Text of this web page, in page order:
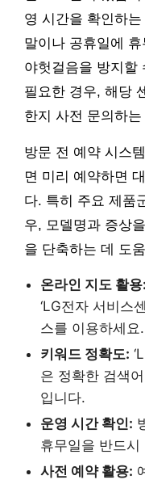
영 시간을 확인하
말이나 공휴일에
야헛걸음을 방지할
필요한 경우, 해당
한지 사전 문의하
방문 전 예약 시스
면 미리 예약하면
다. 특히 주요 제품
우, 모델명과 증상
을 단축하는 데 도
온라인 지도 활용:
‘LG전자 서비스
스를 이용하세요.
키워드 정확도:
은 정확한 검색
입니다.
운영 시간 확인:
휴무일을 반드
사전 예약 활용: